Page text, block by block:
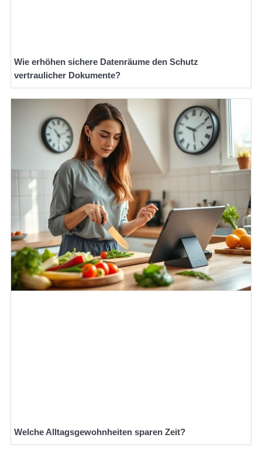
Wie erhöhen sichere Datenräume den Schutz
vertraulicher Dokumente?
Welche Alltagsgewohnheiten sparen Zeit?